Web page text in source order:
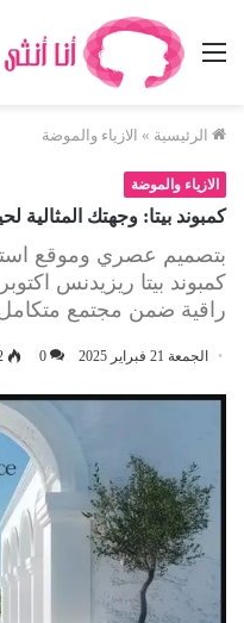
القائمة
الرئيسية » الازياء والموضة
الازياء والموضة
كمبوند بيتا: وجهتك المثالية
بتصميم عصري وموقع
كمبوند بيتا ريزيدنس
راقية ضمن مجتمع
الجمعة 21 فبراير 2025 0